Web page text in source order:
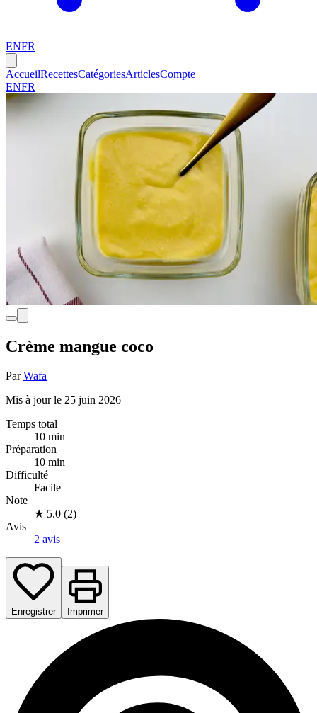
ENFR
AccueilRecettesCatégoriesArticlesCompte
ENFR
Crème mangue coco
ParWafa
Mis à jour le 25 juin 2026
Temps total
10 min
Préparation
10 min
Difficulté
Facile
Note
★ 5.0 (2)
Avis
2 avis
Enregistrer Imprimer